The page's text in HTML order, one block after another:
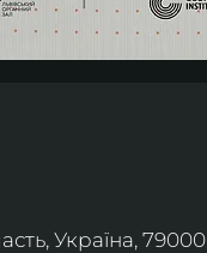
Україна, 79000